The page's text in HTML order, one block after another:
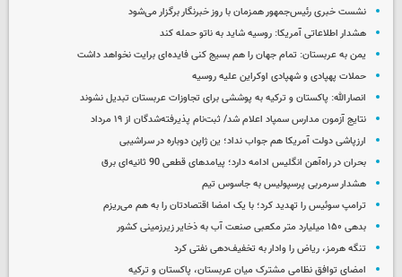
نشست خبری رئیس‌جمهور همزمان با روز خبرنگار برگزار می‌شود
هشدار اطلاعاتی آمریکا: روسیه شاید به ناتو حمله کند
یمن به عربستان: تمام جهان را هم بسیج کنی فایده‌ای برایت نخواهد داشت
حملات پهپادی و شهپادی اوکراین علیه روسیه
انصارالله: پاکستان و ترکیه به پوششی برای تجاوزات عربستان تبدیل نشوند
نتایج آزمون مدارس سمپاد اعلام شد/ ثبت‌نام پذیرفته‌شدگان از ۱۹ مرداد
ارزپاشی دولت آمریکا هم جواب نداد؛ ین ژاپن دوباره در سراشیبی
بحران در راه‌آهن انگلیس ادامه دارد؛ پیامدهای قطعی 90 ثانیه‌ای برق
هشدار سرمربی پرسپولیس به جاسوس تیم
ترامپ سوئیس را تهدید کرد؛ با یک امضا اقتصادتان را به هم می‌ریزم
بدهی ۱۵۰ میلیارد متر مکعبی صنعت آب به ذخایر زیرزمینی کشور
تنگه هرمز، ریاض را وادار به تخفیف‌دهی نفتی کرد
امضای توافق نظامی مشترک میان عربستان، پاکستان و ترکیه